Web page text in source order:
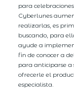
para
Cyberlunes
realizarlas, es
buscando, para
ayude a
fin de conocer a
para anticiparse a
ofrecerle el
especialista.